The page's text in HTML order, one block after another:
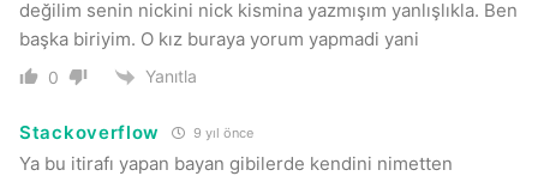
değilim senin nickini nick kismina yazmışım yanlışlıkla. Ben
başka biriyim. O kız buraya yorum yapmadi yani
0 Yanıtla
Stackoverflow 9 yıl önce
Ya bu itirafı yapan bayan gibilerde kendini nimetten